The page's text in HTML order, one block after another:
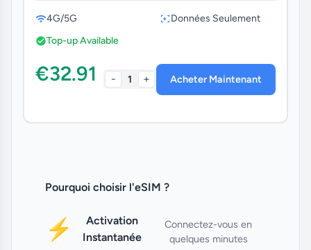
4G/5G
Données Seulement
Top-up Available
€32.91 - 1 + Acheter Maintenant
Pourquoi choisir l'eSIM ?
⚡
Activation
Instantanée
Connectez-vous en
quelques minutes